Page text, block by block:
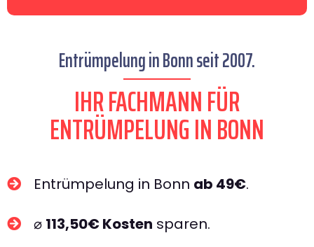
Entrümpelung in Bonn seit 2007.
IHR FACHMANN FÜR
ENTRÜMPELUNG IN BONN​
Entrümpelung in Bonn ab 49€.
⌀ 113,50€ Kosten sparen.